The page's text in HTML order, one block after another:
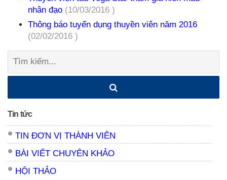
nhân đạo (10/03/2016 )
Thông báo tuyển dụng thuyền viên năm 2016
(02/02/2016 )
Tìm
Tin tức
TIN ĐƠN VỊ THÀNH VIÊN
BÀI VIẾT CHUYÊN KHẢO
HỘI THẢO